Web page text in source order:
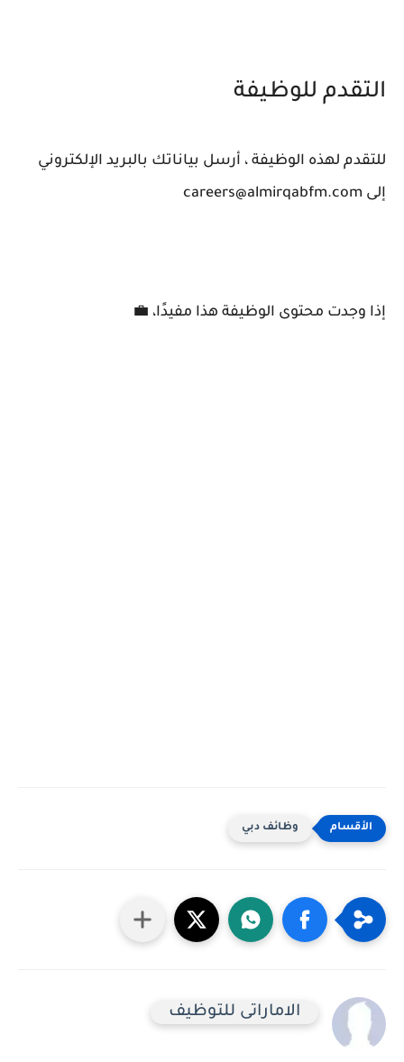
التقدم للوظيفة
للتقدم لهذه الوظيفة ، أرسل بياناتك بالبريد الإلكتروني
إلى careers@almirqabfm.com
إذا وجدت محتوى الوظيفة هذا مفيدًا، 💼
وظائف دبي
الاماراتى للتوظيف